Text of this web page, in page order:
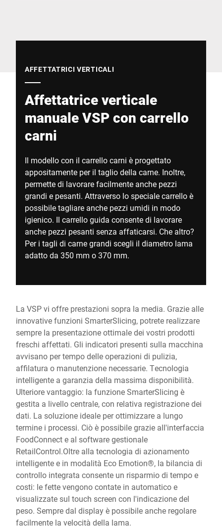
AFFETTATRICI VERTICALI
Affettatrice verticale
manuale VSP con carrello
carni
Il modello con il carrello carni è progettato
appositamente per il taglio della carne. Inoltre,
permette di lavorare facilmente anche pezzi
grandi e pesanti. Attraverso lo speciale carrello è
possibile tagliare anche pezzi umidi in modo
igienico. Il carrello guida consente di lavorare
anche pezzi pesanti senza affaticarsi. Che altro?
Per i tagli di carne grandi scegli il diametro lama
adatto da 350 mm o 370 mm.
La VSP vi offre prestazioni sopra la media. Grazie alle
innovative funzioni SmarterSlicing, potrete realizzare
sempre la presentazione ottimale dei vostri prodotti
freschi affettati. Gli indicatori presenti sulla macchina
avvisano per tempo delle operazioni di pulizia,
affilatura o manutenzione necessarie. Tecnologia
intelligente a garanzia della massima disponibilità.
Ulteriore vantaggio: la funzione SmarterSlicing è
gestita a livello centrale, con relativa registrazione dei
dati. La soluzione ideale per ottimizzare a lungo
termine i processi. Ciò è possibile grazie all'interfaccia
FoodConnect e al software gestionale
RetailControl.Oltre alla tecnologia di azionamento
intelligente e in modalità Eco Emotion®, la bilancia di
controllo integrata consente un risparmio di tempo e
costi: le fette vengono contate in automatico e
visualizzate sul touch screen con l'indicazione del
peso. Sempre dal display è possibile anche regolare
facilmente la velocità della lama.